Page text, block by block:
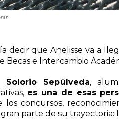
decir que Anelisse va a
Becas e Intercambio
Solorio Sepúlveda,
es una de esas
los concursos,
parte de su trayectoria: